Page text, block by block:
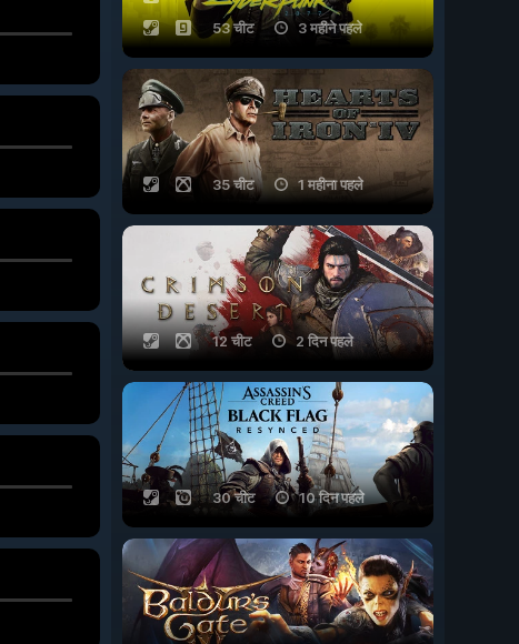
53 चीट 3 महीने पहले
35 चीट 1 महीना पहले
12 चीट 2 दिन पहले
30 चीट 10 दिन पहले